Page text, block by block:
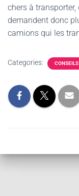
chers à
demandent donc
camions qui les
Categories: CONSEILS